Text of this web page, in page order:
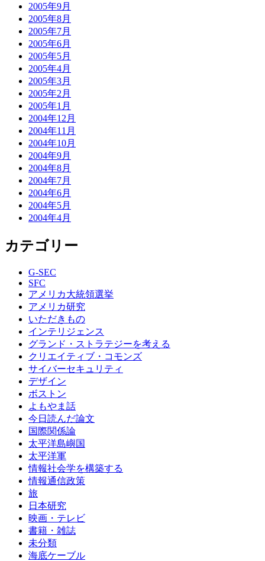
2005年9月
2005年8月
2005年7月
2005年6月
2005年5月
2005年4月
2005年3月
2005年2月
2005年1月
2004年12月
2004年11月
2004年10月
2004年9月
2004年8月
2004年7月
2004年6月
2004年5月
2004年4月
カテゴリー
G-SEC
SFC
アメリカ大統領選挙
アメリカ研究
いただきもの
インテリジェンス
グランド・ストラテジーを考える
クリエイティブ・コモンズ
サイバーセキュリティ
デザイン
ボストン
よもやま話
今日読んだ論文
国際関係論
太平洋島嶼国
太平洋軍
情報社会学を構築する
情報通信政策
旅
日本研究
映画・テレビ
書籍・雑誌
未分類
海底ケーブル